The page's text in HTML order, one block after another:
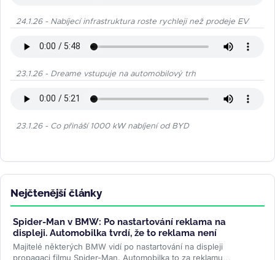
24.1.26 - Nabíjecí infrastruktura roste rychleji než prodeje EV
23.1.26 - Dreame vstupuje na automobilový trh
23.1.26 - Co přináší 1000 kW nabíjení od BYD
Nejčtenější články
Spider-Man v BMW: Po nastartování reklama na
displeji. Automobilka tvrdí, že to reklama není
Majitelé některých BMW vidí po nastartování na displeji
propagaci filmu Spider-Man. Automobilka to za reklamu